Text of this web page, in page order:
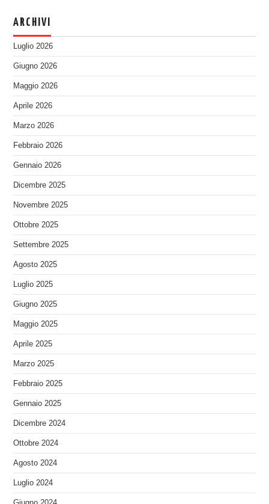
ARCHIVI
Luglio 2026
Giugno 2026
Maggio 2026
Aprile 2026
Marzo 2026
Febbraio 2026
Gennaio 2026
Dicembre 2025
Novembre 2025
Ottobre 2025
Settembre 2025
Agosto 2025
Luglio 2025
Giugno 2025
Maggio 2025
Aprile 2025
Marzo 2025
Febbraio 2025
Gennaio 2025
Dicembre 2024
Ottobre 2024
Agosto 2024
Luglio 2024